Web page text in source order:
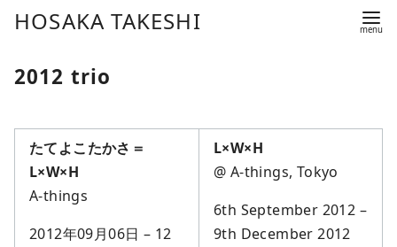
HOSAKA TAKESHI
2012 trio
たてよこたかさ＝
L×W×H
A-things
2012年09月06日 – 12
L×W×H
@ A-things, Tokyo
6th September 2012 –
9th December 2012